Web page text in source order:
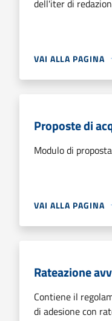
dell'iter di
VAI ALLA PAGINA
Proposte di
Modulo di
VAI ALLA PAGINA
Rateazione
Contiene il
di adesione con